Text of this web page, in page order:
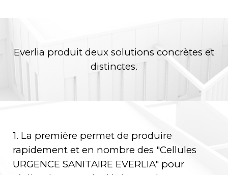
Everlia produit deux solutions concrètes et
distinctes.
1. La première permet de produire
rapidement et en nombre des "Cellules
URGENCE SANITAIRE EVERLIA" pour